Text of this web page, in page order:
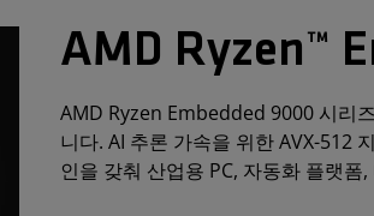
AMD Ryzen™
AMD Ryzen Embedded 9000 시리
니다. AI 추론 가속을 위한 AVX-512
인을 갖춰 산업용 PC, 자동화 플랫